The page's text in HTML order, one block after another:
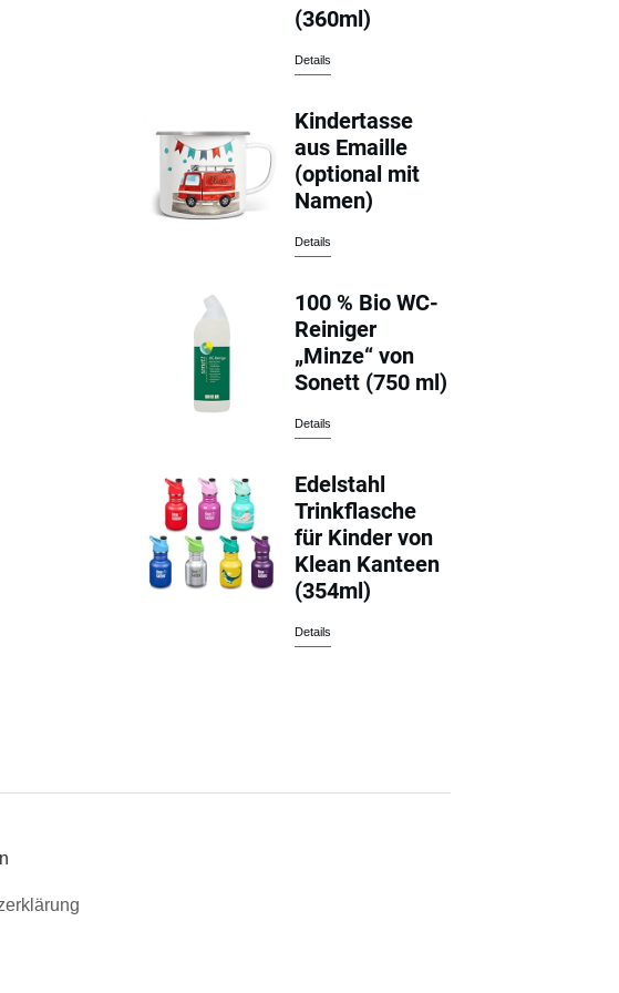
(360ml)
Details
Kindertasse
aus Emaille
(optional mit
Namen)
Details
100 % Bio WC-
Reiniger
„Minze“ von
Sonett (750 ml)
Details
Edelstahl
Trinkflasche
für Kinder von
Klean Kanteen
(354ml)
Details